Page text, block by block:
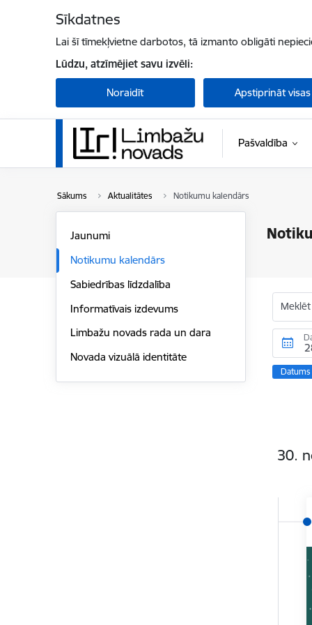
Sīkdatnes
Lai šī tīmekļvietne darbotos, tā izmanto obligāti
Lūdzu, atzīmējiet savu izvēli:
Noraidīt Apstiprināt visas
Pašvaldība
Sākums Aktualitātes Notikumu kalendārs
Jaunumi
Notikumu kalendārs
Sabiedrības līdzdalība
Informatīvais izdevums
Limbažu novads rada un dara
Novada vizuālā identitāte
30.